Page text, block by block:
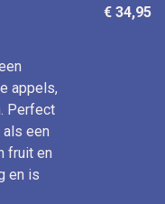
appels,
Perfect
een
fruit en
en is
€ 34,95